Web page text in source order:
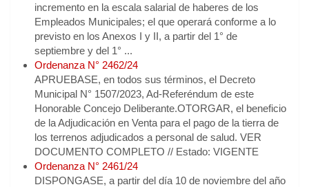
incremento en la escala salarial de haberes de los
Empleados Municipales; el que operará conforme a lo
previsto en los Anexos I y II, a partir del 1° de
septiembre y del 1° ...
Ordenanza N° 2462/24
APRUEBASE, en todos sus términos, el Decreto
Municipal N° 1507/2023, Ad-Referéndum de este
Honorable Concejo Deliberante.OTORGAR, el beneficio
de la Adjudicación en Venta para el pago de la tierra de
los terrenos adjudicados a personal de salud. VER
DOCUMENTO COMPLETO // Estado: VIGENTE
Ordenanza N° 2461/24
DISPONGASE, a partir del día 10 de noviembre del año